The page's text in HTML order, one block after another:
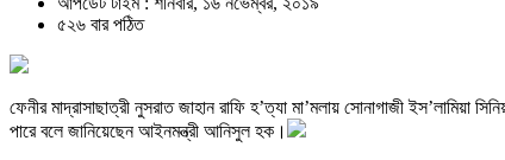
৫২৬ বার পঠিত
ফেনীর মাদ্রাসাছাত্রী নুসরাত জাহান রাফি হ’ত্যা মা’মলায় সোনাগাজী
পারে বলে জানিয়েছেন আইনমন্ত্রী আনিসুল হক।